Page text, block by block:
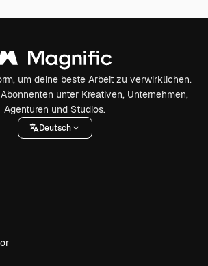
um deine beste Arbeit zu verwirklichen.
unter Kreativen, Unternehmen,
Agenturen und Studios.
Deutsch